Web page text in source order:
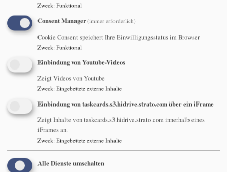
Bildrechte Grafik: Pfeffer
Am Sonntag Quasimodogeniti
("wie die neu geborenen
Kinder"), dem ersten nach
Gottesdienst teil. Er heißt
deswegen auch Weißer
Sonntag. Wir stellen für ihn
hier die Angebote der Ephorie zu Gottesdienst und Andacht
zusammen.
Pfarrer Karl-Heinz Hillermeier aus Gauerstadt hält seine Andacht
Zweck: Funktional
Consent Manager(immer erforderlich)
Cookie Consent speichert Ihre Einwilligungsstatus im Browser
Zweck: Funktional
Einbindung von Youtube-Videos
Zeigt Videos von Youtube
Zweck: Eingebettete externe Inhalte
Einbindung von taskcards.s3.hidrive.strato.com über ein iFrame
Zeigt Inhalte von taskcards.s3.hidrive.strato.com innerhalb eines
iFrames an.
Zweck: Eingebettete externe Inhalte
Alle Dienste umschalten